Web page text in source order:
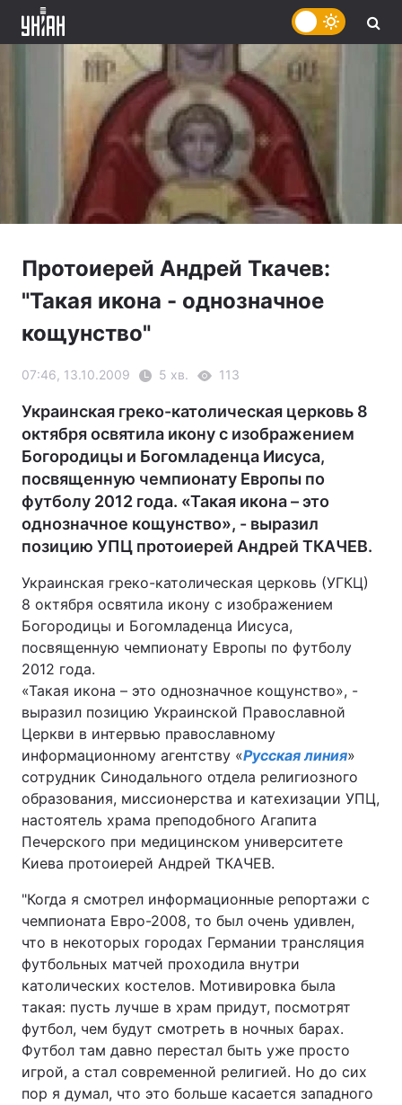
Україна Політика
Економіка Світ
Спорт Наука
Техно і зв'язок
Зброя Інциденти
Протоиерей Андрей Ткачев:
"Такая икона - однозначное
кощунство"
07:46, 13.10.2009 5 хв. 113
Украинская греко-католическая церковь 8
октября освятила икону с изображением
Богородицы и Богомладенца Иисуса,
посвященную чемпионату Европы по
футболу 2012 года. «Такая икона – это
однозначное кощунство», - выразил
позицию УПЦ протоиерей Андрей ТКАЧЕВ.
Украинская греко-католическая церковь (УГКЦ)
8 октября освятила икону с изображением
Богородицы и Богомладенца Иисуса,
посвященную чемпионату Европы по футболу
2012 года.
«Такая икона – это однозначное кощунство», -
выразил позицию Украинской Православной
Церкви в интервью православному
информационному агентству «Русская линия»
сотрудник Синодального отдела религиозного
образования, миссионерства и катехизации УПЦ,
настоятель храма преподобного Агапита
Печерского при медицинском университете
Киева протоиерей Андрей ТКАЧЕВ.
"Когда я смотрел информационные репортажи с
чемпионата Евро-2008, то был очень удивлен,
что в некоторых городах Германии трансляция
футбольных матчей проходила внутри
католических костелов. Мотивировка была
такая: пусть лучше в храм придут, посмотрят
футбол, чем будут смотреть в ночных барах.
Футбол там давно перестал быть уже просто
игрой, а стал современной религией. Но до сих
пор я думал, что это больше касается западного